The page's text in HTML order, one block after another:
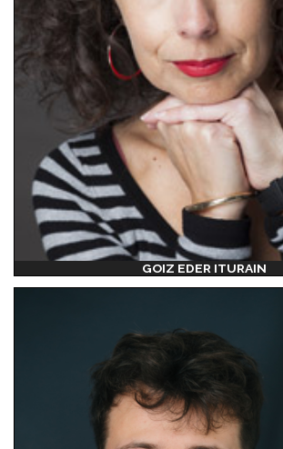
GOIZ EDER ITURAIN